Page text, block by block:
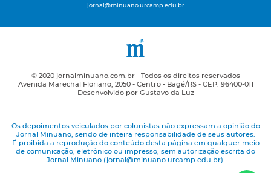
jornal@minuano.urcamp.edu.br
© 2020 jornalminuano.com.br - Todos os direitos reservados
Avenida Marechal Floriano, 2050 - Centro - Bagé/RS - CEP: 96400-011
Desenvolvido por Gustavo da Luz
Os depoimentos veiculados por colunistas não expressam a opinião do
Jornal Minuano, sendo de inteira responsabilidade de seus autores.
É proibida a reprodução do conteúdo desta página em qualquer meio
de comunicação, eletrônico ou impresso, sem autorização escrita do
Jornal Minuano (jornal@minuano.urcamp.edu.br).